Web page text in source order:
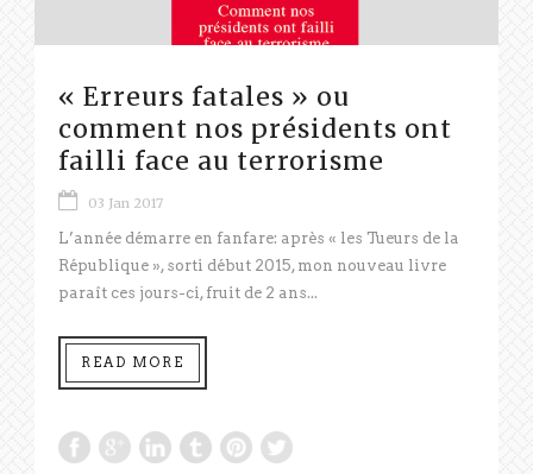
« Erreurs fatales » ou
comment nos présidents ont
failli face au terrorisme
03 Jan 2017
L’année démarre en fanfare: après « les Tueurs de la
République », sorti début 2015, mon nouveau livre
paraît ces jours-ci, fruit de 2 ans...
READ MORE